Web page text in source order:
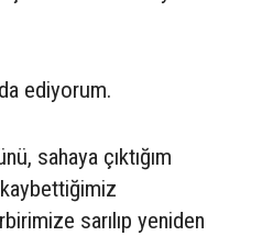
ediyorum.
sahaya çıktığım
kaybettiğimiz
sarılıp yeniden